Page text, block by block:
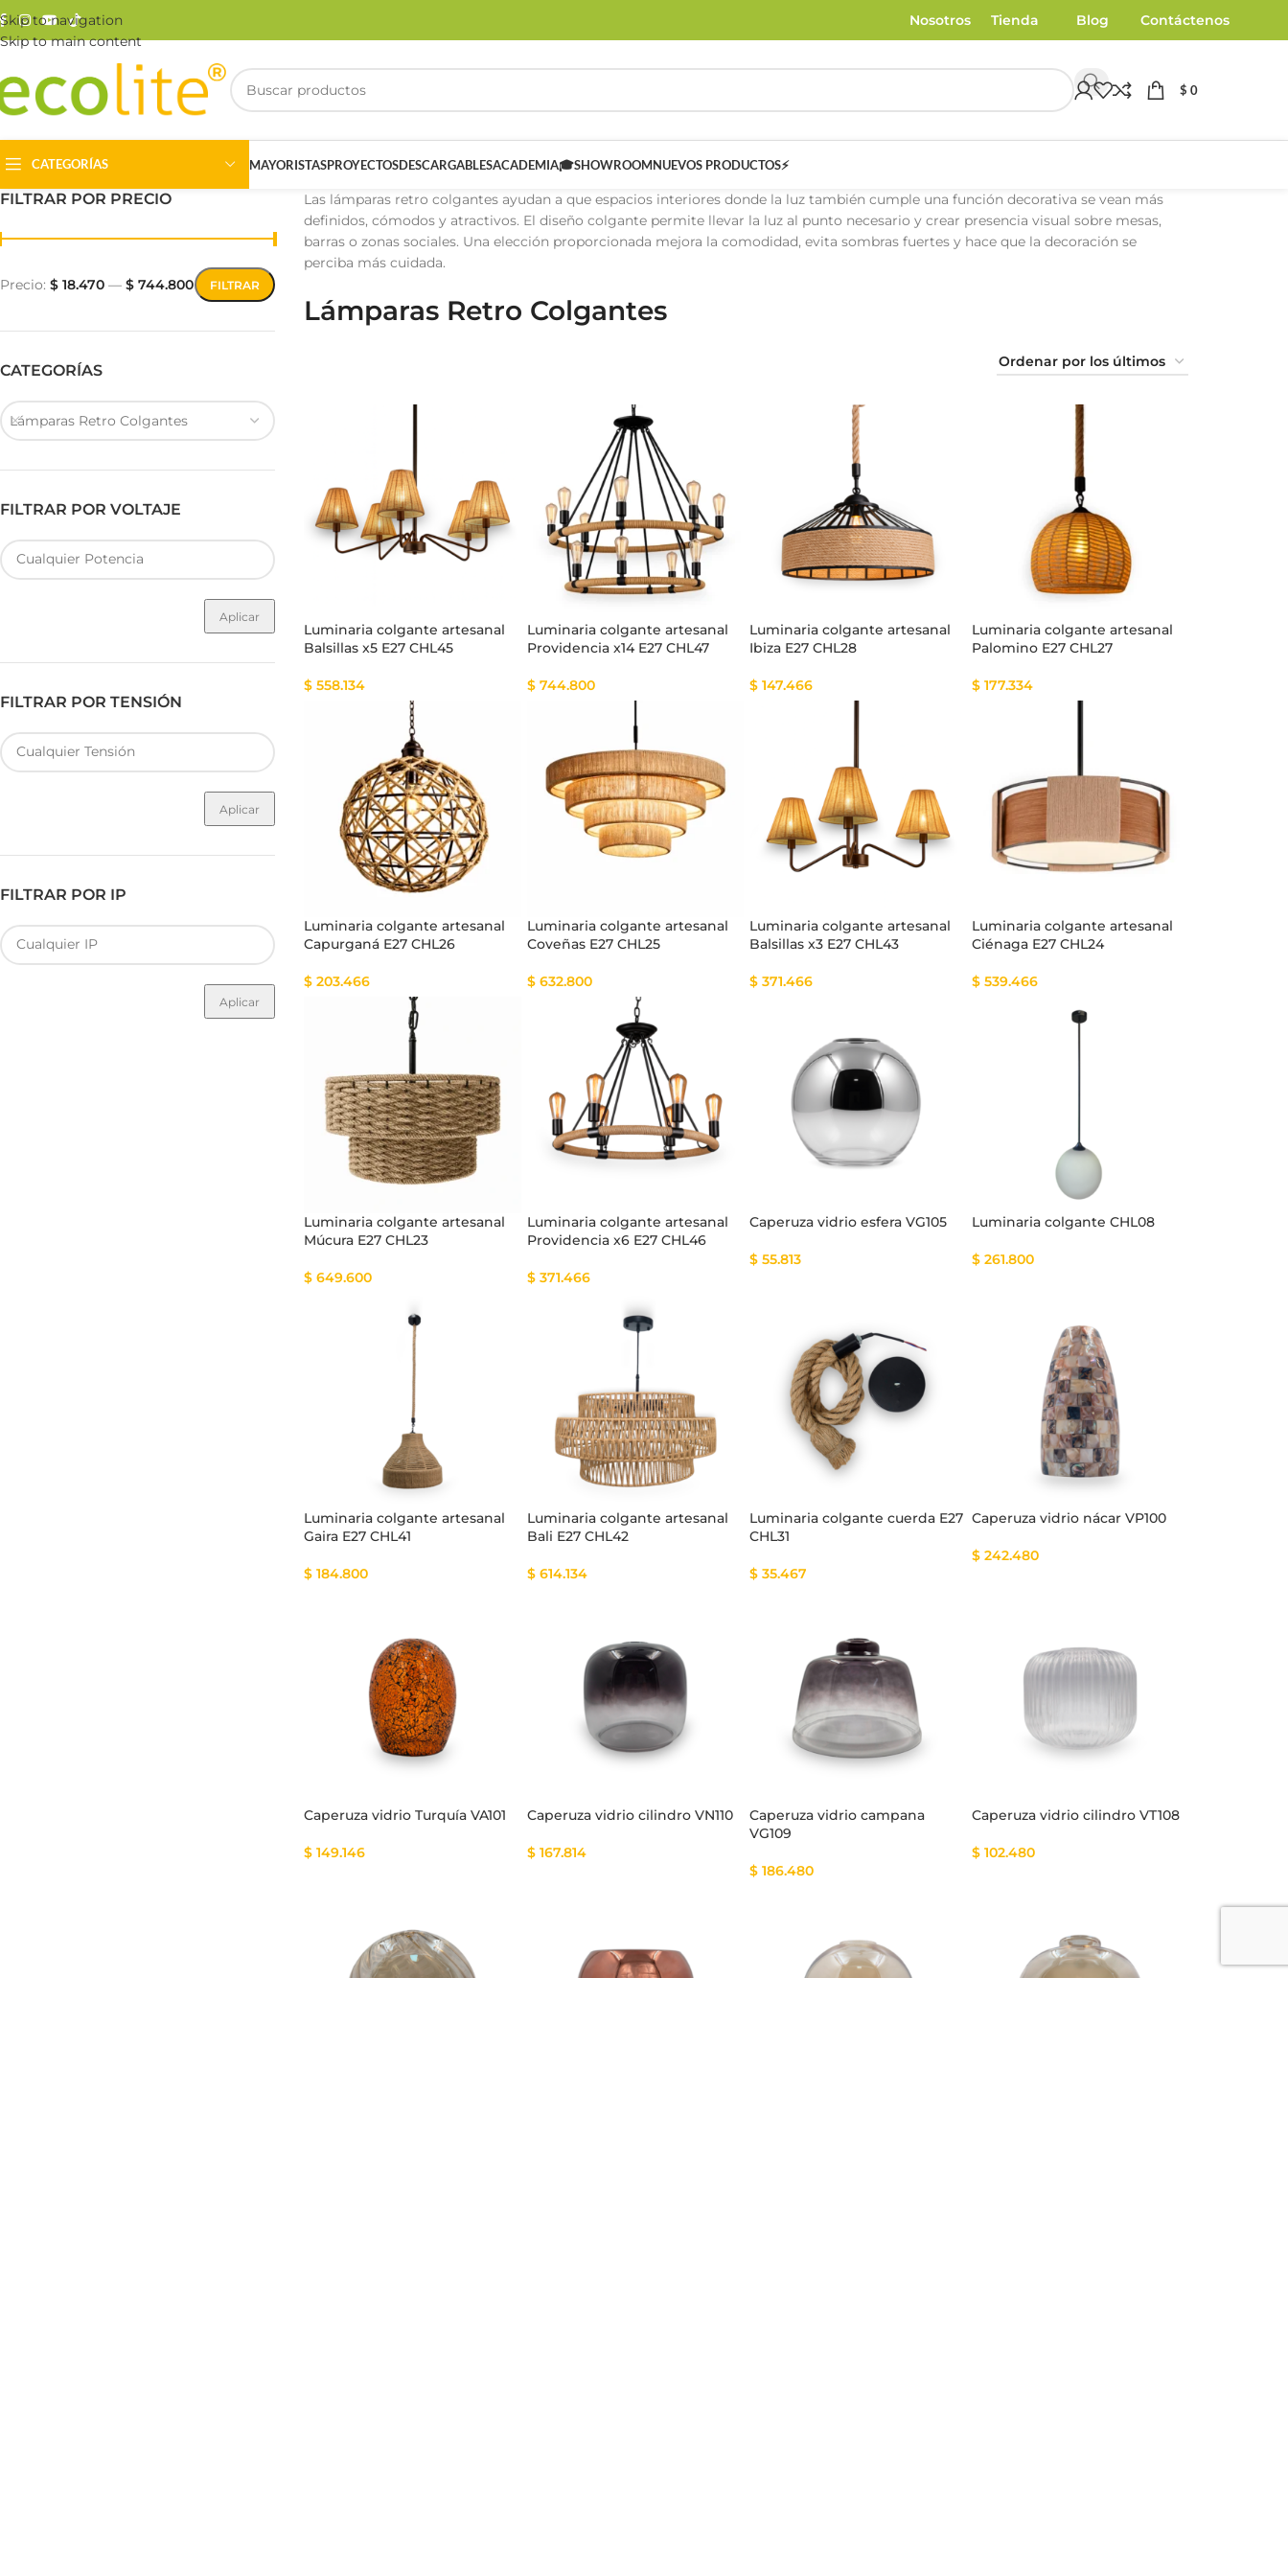
Skip to navigation
Skip to main content
Nosotros Tienda Blog Contáctenos
$ 0
CATEGORÍAS
Riel Magnético
Fuente de Poder SMART Luminarias Sistema Smart Cinta Multicolor
MAYORISTASPROYECTOSDESCARGABLESACADEMIA🎓SHOWROOMNUEVOS PRODUCTOS⚡
FILTRAR POR PRECIO
FILTRAR
Precio: $ 18.470 — $ 744.800
CATEGORÍAS
Lámparas Retro Colgantes
FILTRAR POR VOLTAJE
Aplicar
FILTRAR POR TENSIÓN
Aplicar
FILTRAR POR IP
Aplicar
Las lámparas retro colgantes ayudan a que espacios interiores donde la luz también cumple una función decorativa se vean más
definidos, cómodos y atractivos. El diseño colgante permite llevar la luz al punto necesario y crear presencia visual sobre mesas,
barras o zonas sociales. Una elección proporcionada mejora la comodidad, evita sombras fuertes y hace que la decoración se
perciba más cuidada.
Lámparas Retro Colgantes
Luminaria colgante artesanal
Balsillas x5 E27 CHL45
$ 558.134
Luminaria colgante artesanal
Providencia x14 E27 CHL47
$744.800
Luminaria colgante artesanal
Ibiza E27 CHL28
$147.466
Luminaria colgante artesanal
Palomino E27 CHL27
$177.334
Luminaria colgante artesanal
Capurganá E27 CHL26
$ 203.466
Luminaria colgante artesanal
Coveñas E27 CHL25
$632.800
Luminaria colgante artesanal
Balsillas x3 E27 CHL43
$371.466
Luminaria colgante artesanal
Ciénaga E27 CHL24
$539.466
Luminaria colgante artesanal
Múcura E27 CHL23
$ 649.600
Luminaria colgante artesanal
Providencia x6 E27 CHL46
$371.466
Caperuza vidrio esfera VG105
$55.813
Luminaria colgante CHL08
$261.800
Luminaria colgante artesanal
Gaira E27 CHL41
$ 184.800
Luminaria colgante artesanal
Bali E27 CHL42
$614.134
Luminaria colgante cuerda E27
CHL31
$35.467
Caperuza vidrio nácar VP100
$242.480
Caperuza vidrio Turquía VA101
$ 149.146
Caperuza vidrio cilindro VN110
$167.814
Caperuza vidrio campana
VG109
$186.480
Caperuza vidrio cilindro VT108
$102.480